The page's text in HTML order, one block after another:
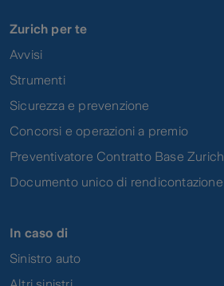
Zurich per te
Avvisi
Strumenti
Sicurezza e prevenzione
Concorsi e operazioni a premio
Preventivatore Contratto Base Zurich
Documento unico di rendicontazione
In caso di
Sinistro auto